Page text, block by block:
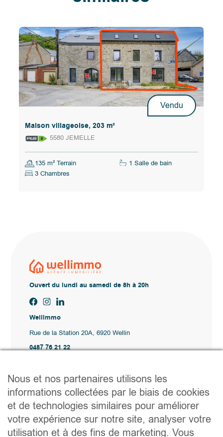
Vendu
Maison villageoise, 203 m²
5580 JEMELLE
135 m² Terrain
1 Salle de bain
3 Chambres
Ouvert du lundi au samedi de 8h à 20h
Wellimmo
Rue de la Station 20A, 6920 Wellin
0487 76 21 22
Acheter
Louer
Vendre
Contact
Nous et nos partenaires utilisons les
informations collectées par le biais de cookies
et de technologies similaires pour améliorer
votre expérience sur notre site, analyser votre
utilisation et à des fins de marketing. Vous